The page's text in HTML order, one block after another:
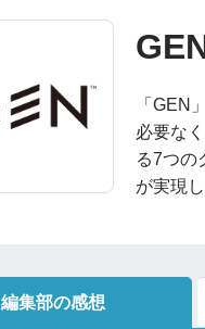
「GEN
必要な
る7つの
が実現し
編集部の感想